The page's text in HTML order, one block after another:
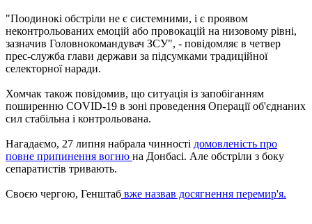
"Поодинокі обстріли не є системними, і є проявом
неконтрольованих емоцій або провокацій на низовому рівні,
зазначив Головнокомандувач ЗСУ", - повідомляє в четвер
прес-служба глави держави за підсумками традиційної
селекторної наради.
Хомчак також повідомив, що ситуація із запобіганням
поширенню COVID-19 в зоні проведення Операції об'єднаних
сил стабільна і контрольована.
Нагадаємо, 27 липня набрала чинності домовленість про
повне припинення вогню на Донбасі. Але обстріли з боку
сепаратистів тривають.
Своєю чергою, Генштаб вже назвав досягнення перемир'я.